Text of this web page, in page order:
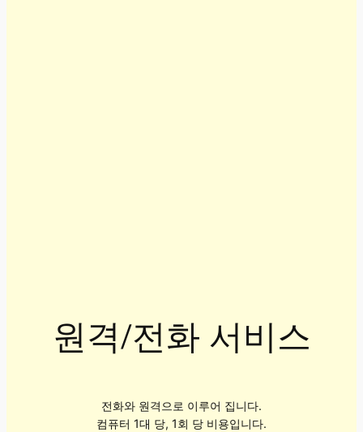
원격/전화 서비스
전화와 원격으로 이루어 집니다.
컴퓨터 1대 당, 1회 당 비용입니다.